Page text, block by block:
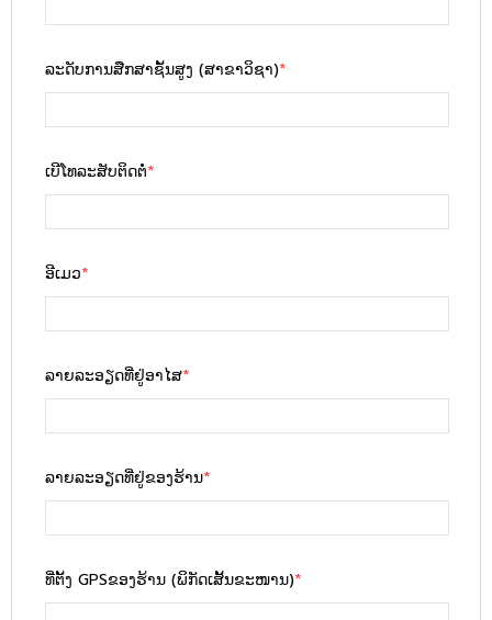
ລະດັບການສືກສາຊັ້່ນສູງ (ສາຂາວິຊາ)*
ເບີໂທລະສັບຕິດຕໍ່*
ອີເມວ*
ລາຍລະອຽດທີ່ຢູ່ອາໄສ*
ລາຍລະອຽດທີ່ຢູ່ຂອງຮ້ານ*
ທີ່ຕັ້ງ GPSຂອງຮ້ານ (ພິກັດເສັ້ນຂະໜານ)*